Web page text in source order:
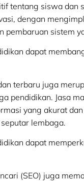
tentang siswa
dengan
pembaruan sistem
dapat
terbaru juga
pendidikan. Jasa
yang akurat
lembaga.
dapat
(SEO) juga